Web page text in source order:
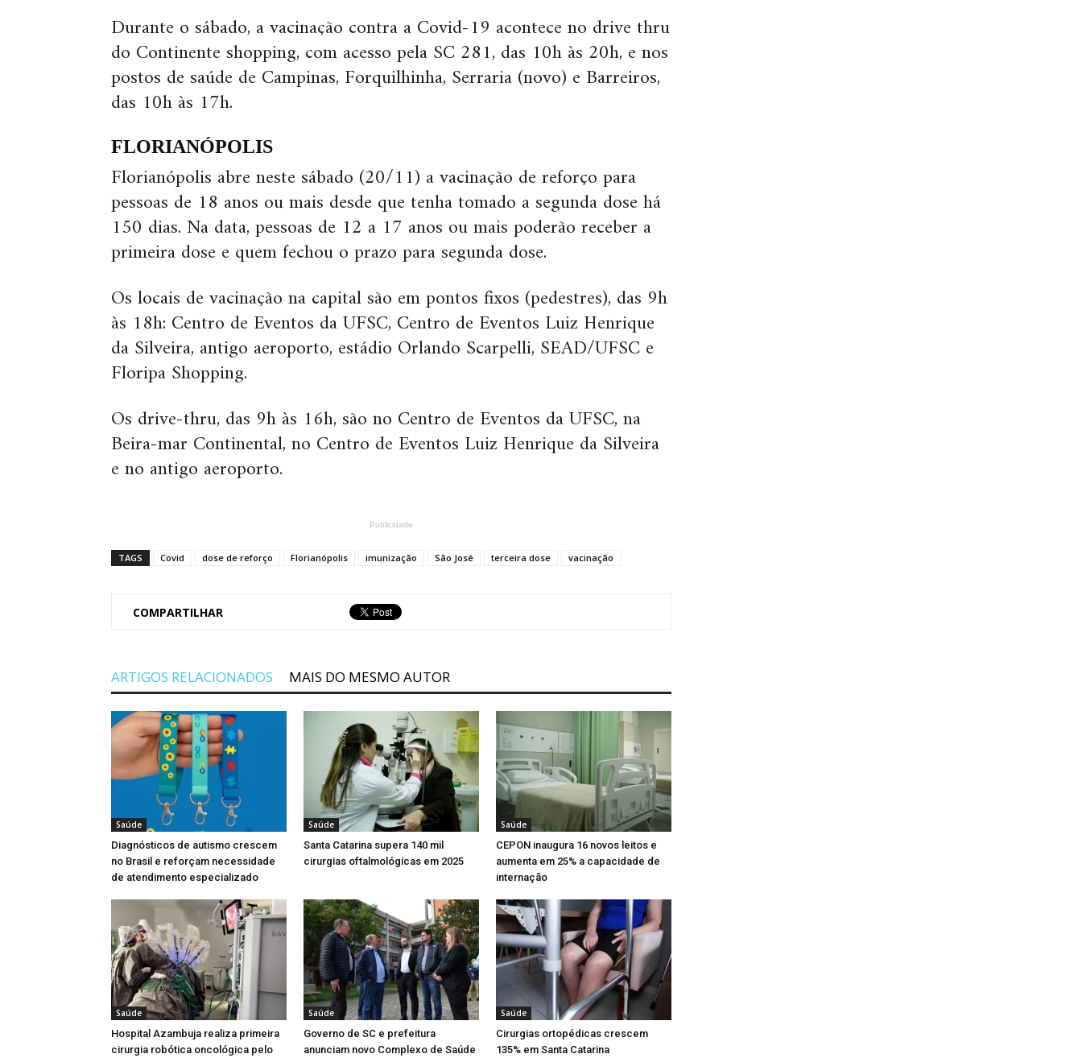
Durante o sábado, a vacinação contra a Covid-19 acontece no drive thru
do Continente shopping, com acesso pela SC 281, das 10h às 20h, e nos
postos de saúde de Campinas, Forquilhinha, Serraria (novo) e Barreiros,
das 10h às 17h.
FLORIANÓPOLIS
Florianópolis abre neste sábado (20/11) a vacinação de reforço para
pessoas de 18 anos ou mais desde que tenha tomado a segunda dose há
150 dias. Na data, pessoas de 12 a 17 anos ou mais poderão receber a
primeira dose e quem fechou o prazo para segunda dose.
Os locais de vacinação na capital são em pontos fixos (pedestres), das 9h
às 18h: Centro de Eventos da UFSC, Centro de Eventos Luiz Henrique
da Silveira, antigo aeroporto, estádio Orlando Scarpelli, SEAD/UFSC e
Floripa Shopping.
Os drive-thru, das 9h às 16h, são no Centro de Eventos da UFSC, na
Beira-mar Continental, no Centro de Eventos Luiz Henrique da Silveira
e no antigo aeroporto.
Publicidade
TAGS Covid dose de reforço Florianópolis imunização São José terceira dose vacinação
COMPARTILHAR
ARTIGOS RELACIONADOS MAIS DO MESMO AUTOR
Saúde
Diagnósticos de autismo crescem
no Brasil e reforçam necessidade
de atendimento especializado
Saúde
Santa Catarina supera 140 mil
cirurgias oftalmológicas em 2025
Saúde
CEPON inaugura 16 novos leitos e
aumenta em 25% a capacidade de
internação
Saúde
Hospital Azambuja realiza primeira
cirurgia robótica oncológica pelo
Saúde
Governo de SC e prefeitura
anunciam novo Complexo de Saúde
Saúde
Cirurgias ortopédicas crescem
135% em Santa Catarina